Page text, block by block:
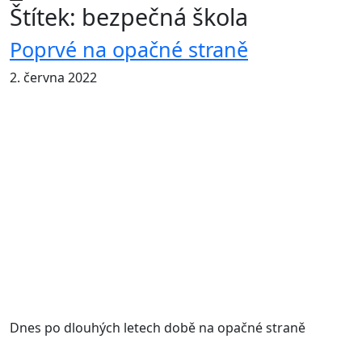
Štítek: bezpečná škola
Poprvé na opačné straně
2. června 2022
Dnes po dlouhých letech době na opačné straně